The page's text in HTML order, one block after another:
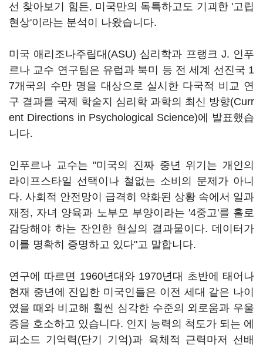
선 찾아보기 힘든, 미국만의 독특하고도 기괴한 '고립
현상'이라는 분석이 나왔습니다.
미국 애리조나주립대(ASU) 심리학과 프랭크 J. 인푸
르나 교수 연구팀은 유럽과 북미 등 전 세계 선진국 1
7개국의 수만 명을 대상으로 실시한 다국적 비교 연
구 결과를 국제 학술지 심리학 과학의 최신 방향(Curr
ent Directions in Psychological Science)에 발표했습
니다.
인푸르나 교수는 "미국의 진짜 중년 위기는 개인의
라이프스타일 선택이나 철없는 소비의 문제가 아니
다. 사회적 안전망이 급격히 약화된 상황 속에서 일과
재정, 자녀 양육과 노부모 부양이라는 '4중고'를 홀로
감당해야 하는 잔인한 현실의 결과물이다. 데이터가
이를 명확히 증명하고 있다"고 말합니다.
연구에 따르면 1960년대와 1970년대 초반에 태어나
현재 중년에 진입한 미국인들은 이전 세대 같은 나이
였을 때와 비교해 훨씬 심각한 수준의 외로움과 우울
증을 호소하고 있습니다. 인지 능력의 척도가 되는 에
피소드 기억력(단기 기억)과 육체적 근력마저 선배